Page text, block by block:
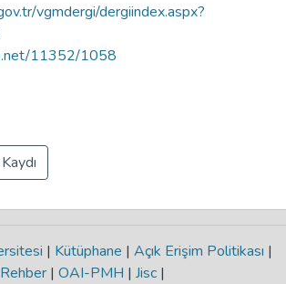
vgmdergi/dergiindex.aspx?
11352/1058
| Kütüphane | Açık Erişim Politikası |
Rehber | OAI-PMH | Jisc |